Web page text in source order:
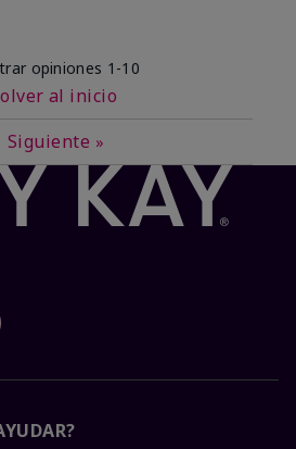
opiniones 1-10
al inicio
Siguiente »